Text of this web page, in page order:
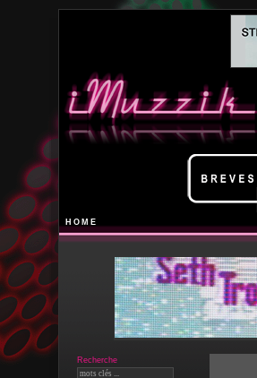
HOME
Recherche